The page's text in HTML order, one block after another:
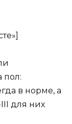
пол:
в норме, а
для них